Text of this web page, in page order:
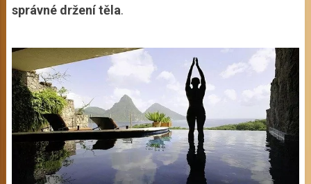
správné držení těla.